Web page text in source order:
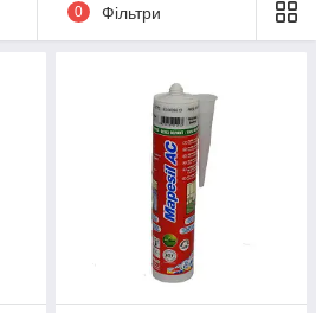
0 Фільтри